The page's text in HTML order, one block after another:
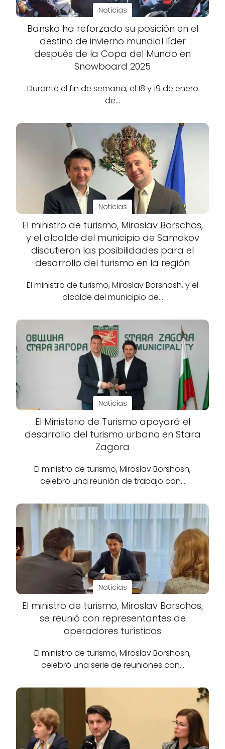
Noticias
Bansko ha reforzado su posición en el
destino de invierno mundial líder
después de la Copa del Mundo en
Snowboard 2025
Durante el fin de semana, el 18 y 19 de enero
de…
Noticias
El ministro de turismo, Miroslav Borschos,
y el alcalde del municipio de Samokov
discutieron las posibilidades para el
desarrollo del turismo en la región
El ministro de turismo, Miroslav Borshosh, y el
alcalde del municipio de…
Noticias
El Ministerio de Turismo apoyará el
desarrollo del turismo urbano en Stara
Zagora
El ministro de turismo, Miroslav Borshosh,
celebró una reunión de trabajo con…
Noticias
El ministro de turismo, Miroslav Borschos,
se reunió con representantes de
operadores turísticos
El ministro de turismo, Miroslav Borshosh,
celebró una serie de reuniones con…